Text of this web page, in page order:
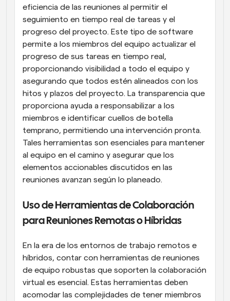
eficiencia de las reuniones al permitir el
seguimiento en tiempo real de tareas y el
progreso del proyecto. Este tipo de software
permite a los miembros del equipo actualizar el
progreso de sus tareas en tiempo real,
proporcionando visibilidad a todo el equipo y
asegurando que todos estén alineados con los
hitos y plazos del proyecto. La transparencia que
proporciona ayuda a responsabilizar a los
miembros e identificar cuellos de botella
temprano, permitiendo una intervención pronta.
Tales herramientas son esenciales para mantener
al equipo en el camino y asegurar que los
elementos accionables discutidos en las
reuniones avanzan según lo planeado.
Uso de Herramientas de Colaboración
para Reuniones Remotas o Híbridas
En la era de los entornos de trabajo remotos e
híbridos, contar con herramientas de reuniones
de equipo robustas que soporten la colaboración
virtual es esencial. Estas herramientas deben
acomodar las complejidades de tener miembros